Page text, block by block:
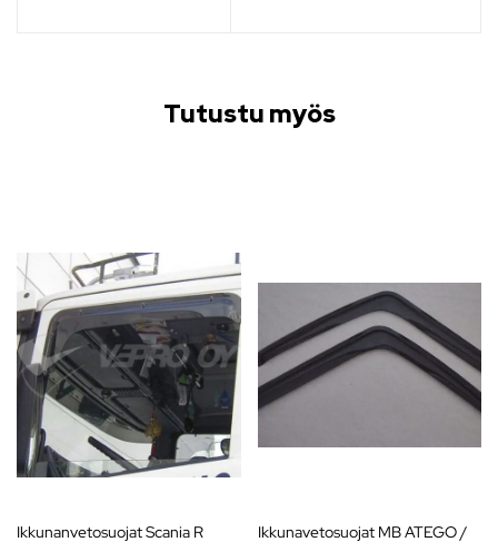
Tutustu myös
Ikkunanvetosuojat Scania R
Ikkunavetosuojat MB ATEGO /